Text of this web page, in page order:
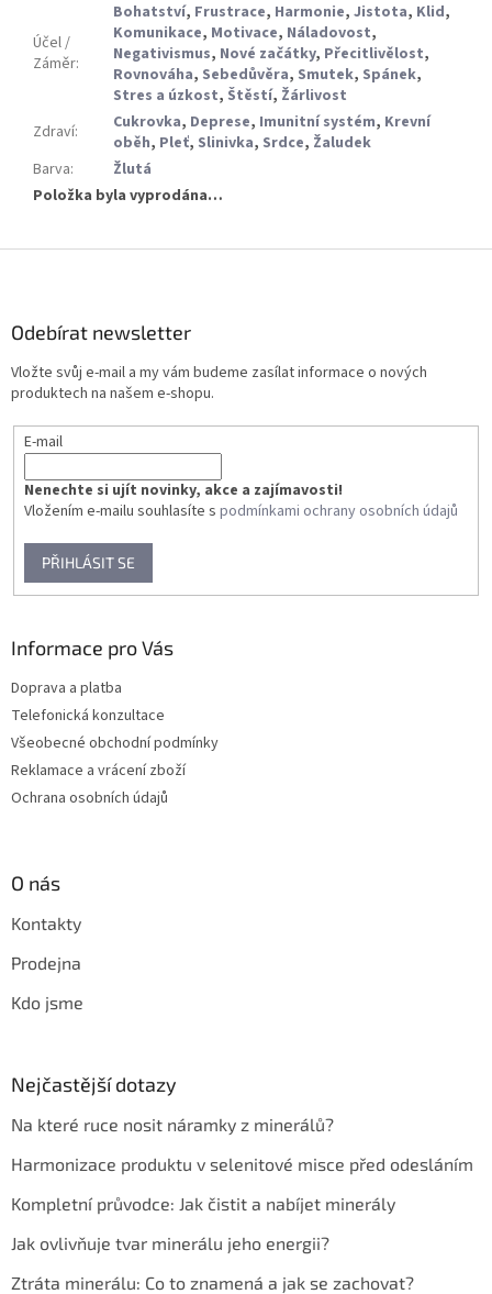
Účel /
Záměr:
Bohatství, Frustrace, Harmonie, Jistota, Klid,
Komunikace, Motivace, Náladovost,
Negativismus, Nové začátky, Přecitlivělost,
Rovnováha, Sebedůvěra, Smutek, Spánek,
Stres a úzkost, Štěstí, Žárlivost
Zdraví: Cukrovka, Deprese, Imunitní systém, Krevní
oběh, Pleť, Slinivka, Srdce, Žaludek
Barva:
Žlutá
Položka byla vyprodána…
Odebírat newsletter
Vložte svůj e-mail a my vám budeme zasílat informace o nových
produktech na našem e-shopu.
E-mail
Nenechte si ujít novinky, akce a zajímavosti!
Vložením e-mailu souhlasíte s podmínkami ochrany osobních údajů
PŘIHLÁSIT SE
Informace pro Vás
Doprava a platba
Telefonická konzultace
Všeobecné obchodní podmínky
Reklamace a vrácení zboží
Ochrana osobních údajů
O nás
Kontakty
Prodejna
Kdo jsme
Nejčastější dotazy
Na které ruce nosit náramky z minerálů?
Harmonizace produktu v selenitové misce před odesláním
Kompletní průvodce: Jak čistit a nabíjet minerály
Jak ovlivňuje tvar minerálu jeho energii?
Ztráta minerálu: Co to znamená a jak se zachovat?